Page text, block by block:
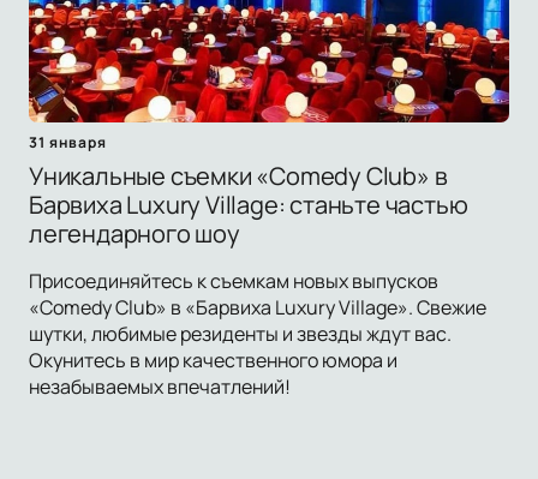
31 января
Уникальные съемки «Comedy Club» в
Барвиха Luxury Village: станьте частью
легендарного шоу
Присоединяйтесь к съемкам новых выпусков
«Comedy Club» в «Барвиха Luxury Village». Свежие
шутки, любимые резиденты и звезды ждут вас.
Окунитесь в мир качественного юмора и
незабываемых впечатлений!